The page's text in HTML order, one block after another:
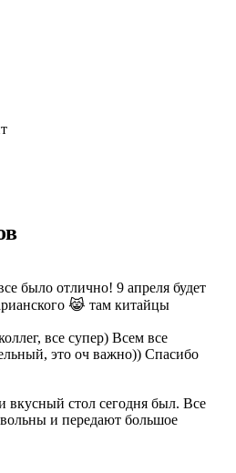
было отлично! 9 апреля будет
😹 там китайцы
все супер) Всем все
это оч важно)) Спасибо
вкусный стол сегодня был. Все
и передают большое